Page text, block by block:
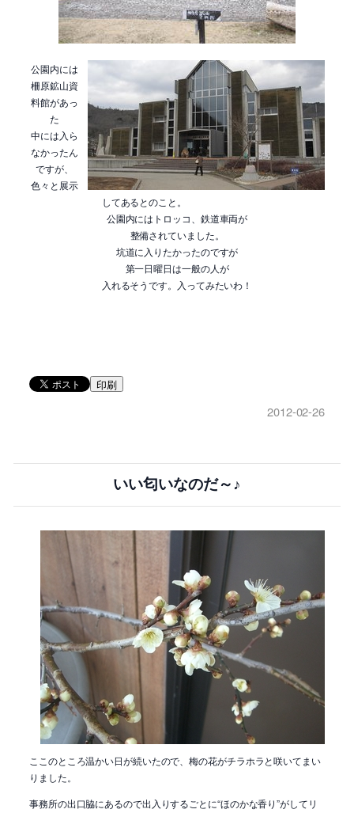
公園内には
柵原鉱山資
料館があっ
た
中には入ら
なかったん
ですが、
色々と展示
してあるとのこと。
公園内にはトロッコ、鉄道車両が
整備されていました。
坑道に入りたかったのですが
第一日曜日は一般の人が
入れるそうです。入ってみたいわ！
印刷
2012-02-26
いい匂いなのだ～♪
ここのところ温かい日が続いたので、梅の花がチラホラと咲いてまい
りました。
事務所の出口脇にあるので出入りするごとに“ほのかな香り”がしてリ